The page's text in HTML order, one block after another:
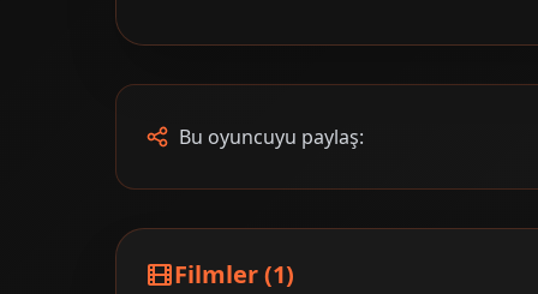
Bu oyuncuyu paylaş:
Filmler (1)